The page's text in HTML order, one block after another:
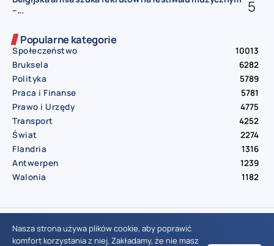
–...
Popularne kategorie
Społeczeństwo
10013
Bruksela
6282
Polityka
5789
Praca i Finanse
5781
Prawo i Urzędy
4775
Transport
4252
Świat
2274
Flandria
1316
Antwerpen
1239
Walonia
1182
© Aktualnosci.be – All Right Reserved 2016-2026
Nasza strona używa plików cookie, aby poprawić
komfort korzystania z niej. Zakładamy, że nie masz